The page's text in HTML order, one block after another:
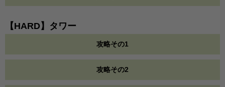
【HARD】タワー
攻略その1
攻略その2